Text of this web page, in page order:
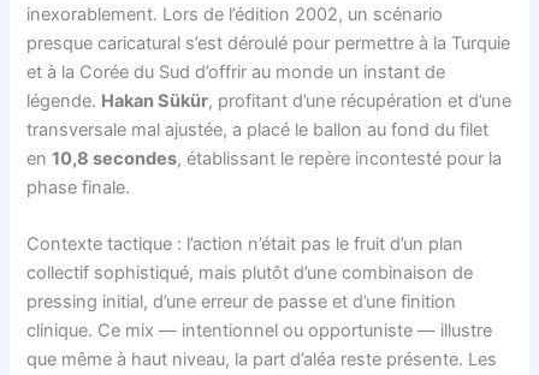
inexorablement. Lors de l’édition 2002, un scénario
presque caricatural s’est déroulé pour permettre à la Turquie
et à la Corée du Sud d’offrir au monde un instant de
légende. Hakan Sükür, profitant d’une récupération et d’une
transversale mal ajustée, a placé le ballon au fond du filet
en10,8 secondes, établissant le repère incontesté pour la
phase finale.
Contexte tactique : l’action n’était pas le fruit d’un plan
collectif sophistiqué, mais plutôt d’une combinaison de
pressing initial, d’une erreur de passe et d’une finition
clinique. Ce mix — intentionnel ou opportuniste — illustre
que même à haut niveau, la part d’aléa reste présente. Les